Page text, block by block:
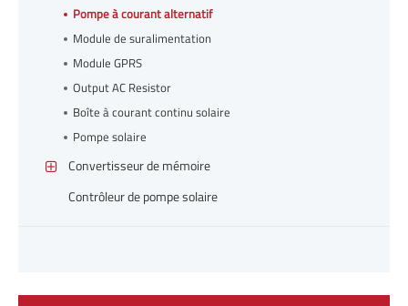
Pompe à courant alternatif
Module de suralimentation
Module GPRS
Output AC Resistor
Boîte à courant continu solaire
Pompe solaire
Convertisseur de mémoire
Contrôleur de pompe solaire